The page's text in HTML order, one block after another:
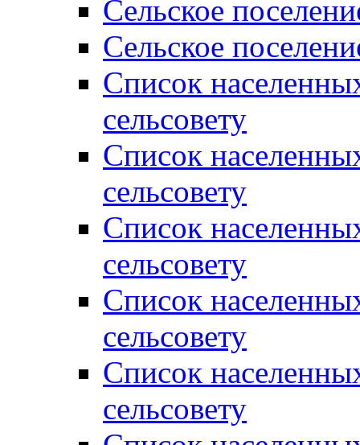
Сельское
Сельское
Список
сельсовету
Список
сельсовету
Список
сельсовету
Список
сельсовету
Список
сельсовету